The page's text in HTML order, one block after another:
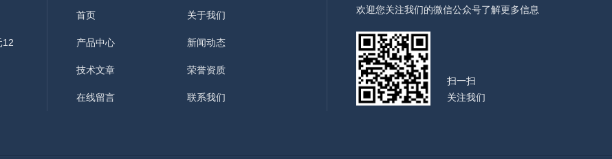
12
首页 关于我们
产品中心 新闻动态
技术文章 荣誉资质
在线留言 联系我们
欢迎您关注我们的微信公众号了解更多信息
扫一扫
关注我们